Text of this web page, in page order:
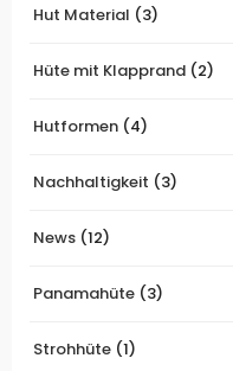
Hut Material (3)
Hüte mit Klapprand (2)
Hutformen (4)
Nachhaltigkeit (3)
News (12)
Panamahüte (3)
Strohhüte (1)